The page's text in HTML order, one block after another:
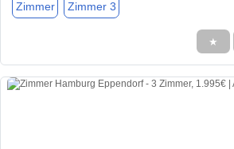
Zimmer Zimmer 3
★